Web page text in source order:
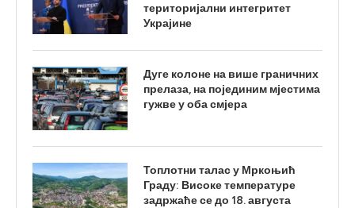
територијални интегритет
Украјине
Дуге колоне на више граничних
прелаза, на појединим мјестима
гужве у оба смјера
Топлотни талас у Мркоњић
Граду: Високе температуре
задржаће се до 18. августа